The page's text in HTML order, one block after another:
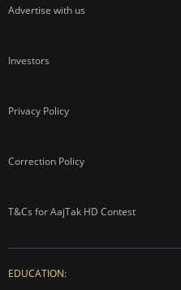
Advertise with us
Investors
Privacy Policy
Correction Policy
T&Cs for AajTak HD Contest
EDUCATION: